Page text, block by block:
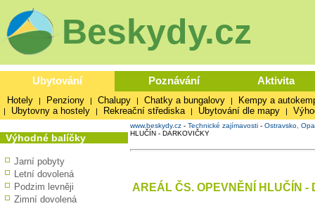
Beskydy.cz
Ubytování Poznávání Aktivita
Hotely | Penziony | Chalupy | Chatky a bungalovy | Kempy a
| Ubytovny a hostely | Rekreační střediska | Ubytování dle mapy |
Výhodné balíčky
Jarní pobyty
Letní dovolená
Podzim levněji
Zimní dovolená
www.beskydy.cz - Technické zajímavosti - Ostravsko,
HLUČÍN - DARKOVIČKY
AREÁL ČS. OPEVNĚNÍ HLUČÍN -